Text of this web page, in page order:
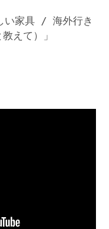
い家具 / 海外行き
えて）」